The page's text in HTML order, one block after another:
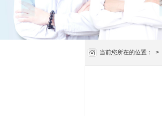
当前您所在的位置： >